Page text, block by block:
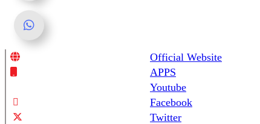
Online News Portal
Official Website
APPS
Youtube
Facebook
Twitter